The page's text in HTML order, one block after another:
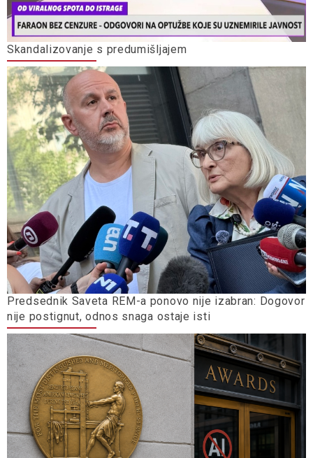
Skandalizovanje s predumišljajem
Predsednik Saveta REM-a ponovo nije izabran: Dogovor
nije postignut, odnos snaga ostaje isti